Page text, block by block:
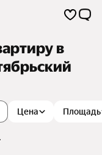
в
Цена Площадь